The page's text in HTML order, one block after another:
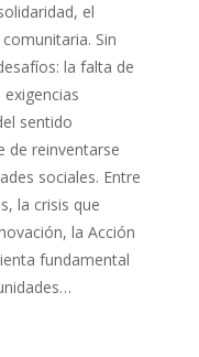
el
Sin
la falta de
sentido
de reinventarse
sociales. Entre
la crisis que
la Acción
fundamental